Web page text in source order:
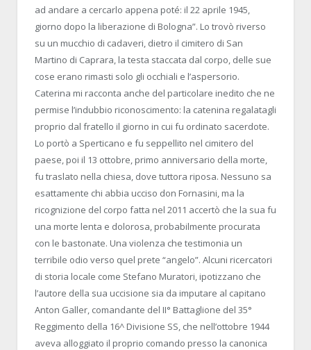
ad andare a cercarlo appena poté: il 22 aprile 1945,
giorno dopo la liberazione di Bologna”. Lo trovò riverso
su un mucchio di cadaveri, dietro il cimitero di San
Martino di Caprara, la testa staccata dal corpo, delle sue
cose erano rimasti solo gli occhiali e l’aspersorio.
Caterina mi racconta anche del particolare inedito che ne
permise l’indubbio riconoscimento: la catenina regalatagli
proprio dal fratello il giorno in cui fu ordinato sacerdote.
Lo portò a Sperticano e fu seppellito nel cimitero del
paese, poi il 13 ottobre, primo anniversario della morte,
fu traslato nella chiesa, dove tuttora riposa. Nessuno sa
esattamente chi abbia ucciso don Fornasini, ma la
ricognizione del corpo fatta nel 2011 accertò che la sua fu
una morte lenta e dolorosa, probabilmente procurata
con le bastonate. Una violenza che testimonia un
terribile odio verso quel prete “angelo”. Alcuni ricercatori
di storia locale come Stefano Muratori, ipotizzano che
l’autore della sua uccisione sia da imputare al capitano
Anton Galler, comandante del II° Battaglione del 35°
Reggimento della 16^ Divisione SS, che nell’ottobre 1944
aveva alloggiato il proprio comando presso la canonica